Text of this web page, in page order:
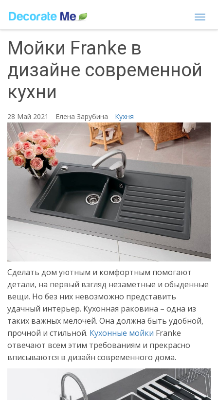
Мойки Franke в
дизайне современной
кухни
28 Май 2021 Елена Зарубина Кухня
Сделать дом уютным и комфортным помогают
детали, на первый взгляд незаметные и обыденные
вещи. Но без них невозможно представить
удачный интерьер. Кухонная раковина – одна из
таких важных мелочей. Она должна быть удобной,
прочной и стильной. Кухонные мойки Franke
отвечают всем этим требованиям и прекрасно
вписываются в дизайн современного дома.